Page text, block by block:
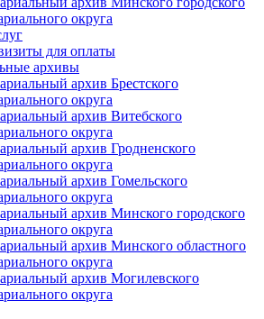
округа
для оплаты
архивы
архив Брестского
округа
архив Витебского
округа
архив Гродненского
округа
архив Гомельского
округа
архив Минского городского
округа
архив Минского областного
округа
архив Могилевского
округа